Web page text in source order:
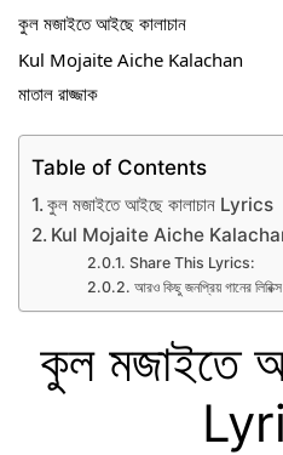
কুল মজাইতে আইছে কালাচান
Kul Mojaite Aiche Kalachan
মাতাল রাজ্জাক
Table of Contents
কুল মজাইতে আইছে কালাচান Lyrics
Kul Mojaite Aiche
Share This Lyrics:
আরও কিছু জনপ্রিয় গানের লিরিক্স
কুল মজাইতে